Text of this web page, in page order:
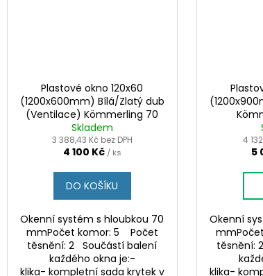
Plastové okno 120x60
(1200x600mm) Bílá/Zlatý dub
(Ventilace) Kömmerling 70
AD
Skladem
3 388,43 Kč bez DPH
4 100 Kč / ks
DO KOŠÍKU
Okenní systém s hloubkou 70
mmPočet komor: 5 Počet
těsnění: 2 Součástí balení
každého okna je:-
klika- kompletní sada krytek v
4
5
Okenní
těsnění:
klika-